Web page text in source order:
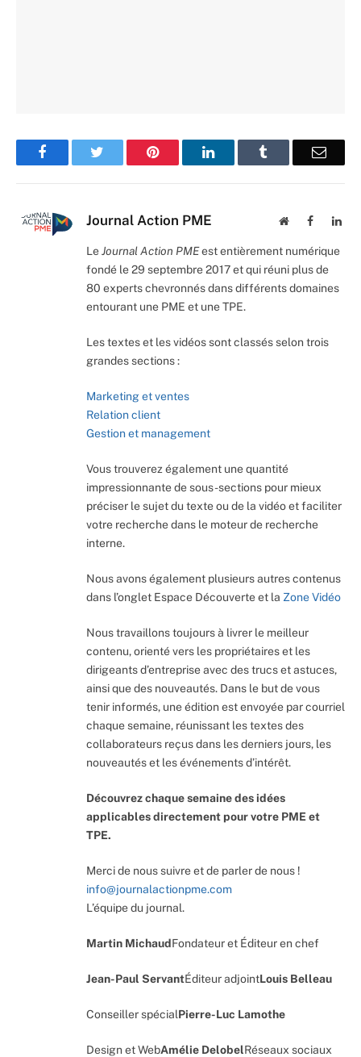
Facebook Pinterest LinkedIn Email
Journal Action PME WebsiteFacebook
LeJournal Action PMEest entièrement numérique
fondé le 29 septembre 2017 et qui réuni plus de
80 experts chevronnés dans différents domaines
entourant une PME et une TPE.
Les textes et les vidéos sont classés selon trois
grandes sections :
Marketing et ventes
Relation client
Gestion et management
Vous trouverez également une quantité
impressionnante de sous-sections pour mieux
préciser le sujet du texte ou de la vidéo et faciliter
votre recherche dans le moteur de recherche
interne.
Nous avons également plusieurs autres contenus
dans l’onglet Espace Découverte et la Zone Vidéo
Nous travaillons toujours à livrer le meilleur
contenu, orienté vers les propriétaires et les
dirigeants d’entreprise avec des trucs et astuces,
ainsi que des nouveautés. Dans le but de vous
tenir informés, une édition est envoyée par courriel
chaque semaine, réunissant les textes des
collaborateurs reçus dans les derniers jours, les
nouveautés et les événements d’intérêt.
Découvrez chaque semaine des idées
applicables directement pour votre PME et
TPE.
Merci de nous suivre et de parler de nous !
info@journalactionpme.com
L’équipe du journal.
Martin MichaudFondateur et Éditeur en chef
Jean-Paul ServantÉditeur adjointLouis Belleau
Conseiller spécialPierre-Luc Lamothe
Design et WebAmélie DelobelRéseaux sociaux